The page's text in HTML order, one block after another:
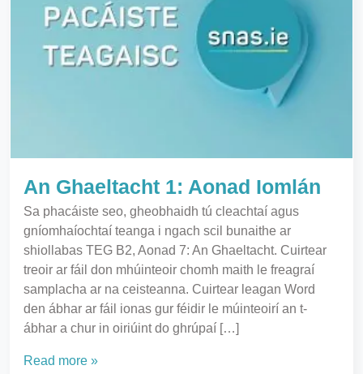
An Ghaeltacht 1: Aonad Iomlán
Sa phacáiste seo, gheobhaidh tú cleachtaí agus
gníomhaíochtaí teanga i ngach scil bunaithe ar
shiollabas TEG B2, Aonad 7: An Ghaeltacht. Cuirtear
treoir ar fáil don mhúinteoir chomh maith le freagraí
samplacha ar na ceisteanna. Cuirtear leagan Word
den ábhar ar fáil ionas gur féidir le múinteoirí an t-
ábhar a chur in oiriúint do ghrúpaí […]
Read more »